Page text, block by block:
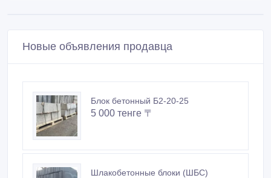
Новые объявления продавца
Блок бетонный Б2-20-25
5 000 тенге 〒
Шлакобетонные блоки (ШБС)